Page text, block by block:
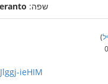
שפה:
)
ieHIM